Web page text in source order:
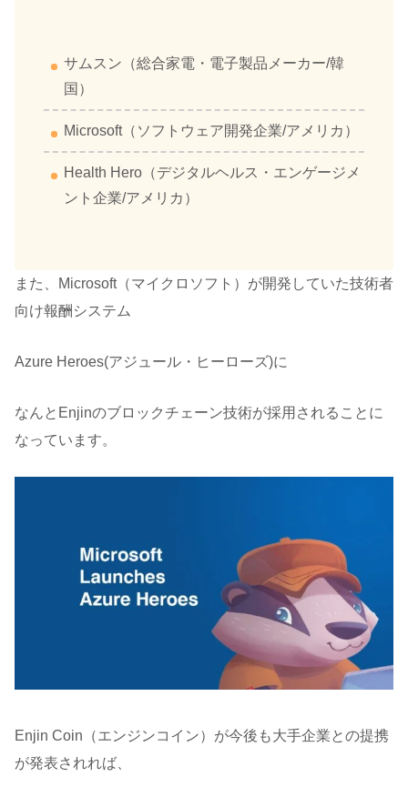
サムスン（総合家電・電子製品メーカー/韓
国）
Microsoft（ソフトウェア開発企業/アメリカ）
Health Hero（デジタルヘルス・エンゲージメ
ント企業/アメリカ）
また、Microsoft（マイクロソフト）が開発していた技術者
向け報酬システム
Azure Heroes(アジュール・ヒーローズ)に
なんとEnjinのブロックチェーン技術が採用されることに
なっています。
Enjin Coin（エンジンコイン）が今後も大手企業との提携
が発表されれば、